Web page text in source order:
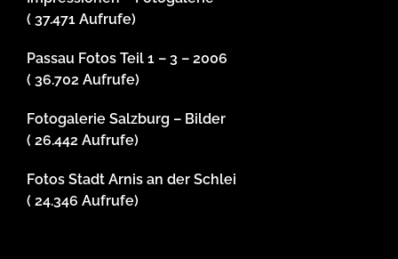
( 37.471 Aufrufe)
Passau Fotos Teil 1 – 3 – 2006
( 36.702 Aufrufe)
Fotogalerie Salzburg – Bilder
( 26.442 Aufrufe)
Fotos Stadt Arnis an der Schlei
( 24.346 Aufrufe)